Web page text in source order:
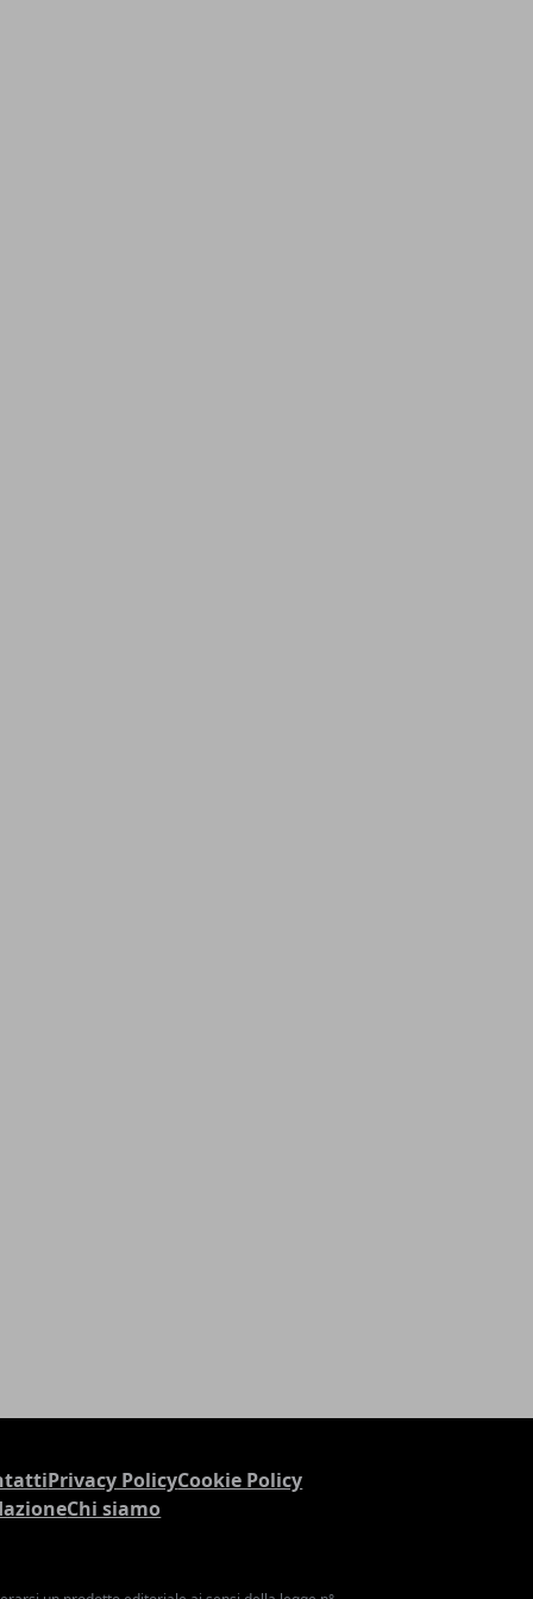
Privacy PolicyCookie Policy
Chi siamo